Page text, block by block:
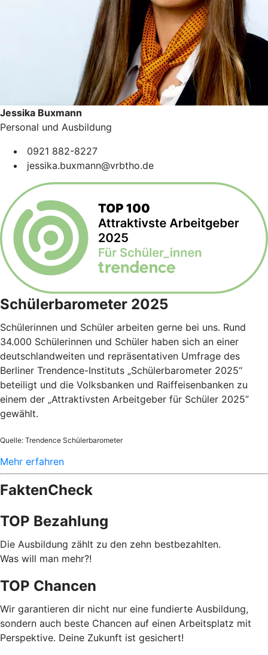
Jessika Buxmann
Personal und Ausbildung
0921 882-8227
jessika.buxmann@vrbtho.de
Schülerbarometer 2025
Schülerinnen und Schüler arbeiten gerne bei uns. Rund
34.000 Schülerinnen und Schüler haben sich an einer
deutschlandweiten und repräsentativen Umfrage des
Berliner Trendence-Instituts „Schülerbarometer 2025“
beteiligt und die Volksbanken und Raiffeisenbanken zu
einem der „Attraktivsten Arbeitgeber für Schüler 2025”
gewählt.
Quelle: Trendence Schülerbarometer
Mehr erfahren
FaktenCheck
TOP Bezahlung
Die Ausbildung zählt zu den zehn bestbezahlten.
Was will man mehr?!
TOP Chancen
Wir garantieren dir nicht nur eine fundierte Ausbildung,
sondern auch beste Chancen auf einen Arbeitsplatz mit
Perspektive. Deine Zukunft ist gesichert!